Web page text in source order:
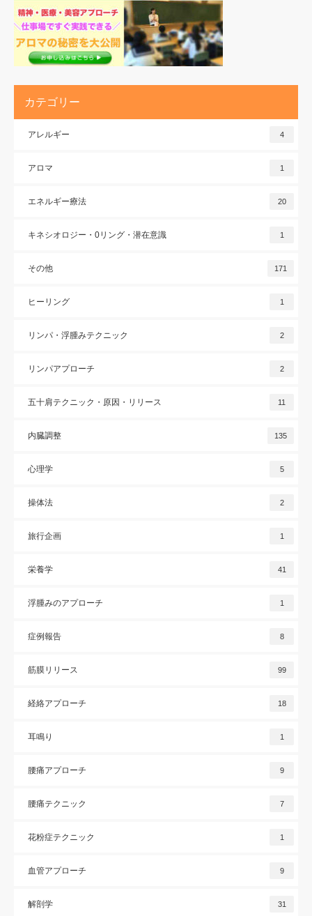
カテゴリー
アレルギー 4
アロマ 1
エネルギー療法 20
キネシオロジー・0リング・潜在意識 1
その他 171
ヒーリング 1
リンパ・浮腫みテクニック 2
リンパアプローチ 2
五十肩テクニック・原因・リリース 11
内臓調整 135
心理学 5
操体法 2
旅行企画 1
栄養学 41
浮腫みのアプローチ 1
症例報告 8
筋膜リリース 99
経絡アプローチ 18
耳鳴り 1
腰痛アプローチ 9
腰痛テクニック 7
花粉症テクニック 1
血管アプローチ 9
解剖学 31